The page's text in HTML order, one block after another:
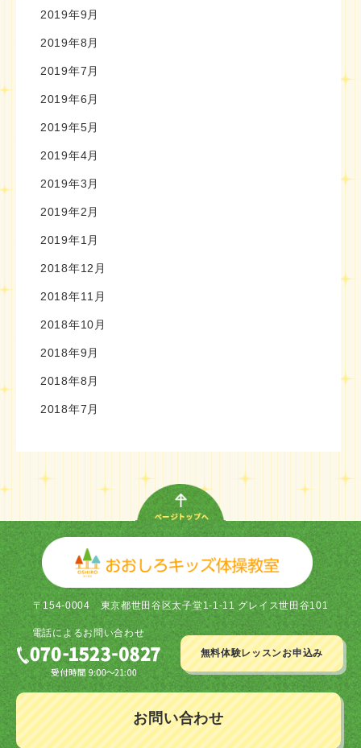
2019年9月
2019年8月
2019年7月
2019年6月
2019年5月
2019年4月
2019年3月
2019年2月
2019年1月
2018年12月
2018年11月
2018年10月
2018年9月
2018年8月
2018年7月
〒154-0004東京都世田谷区太子堂1-1-11 グレイス世田谷101
電話によるお問い合わせ
無料体験レッスンお申込み
お問い合わせ